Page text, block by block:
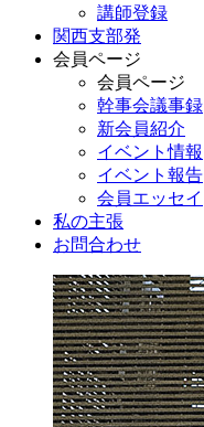
講師登録
関西支部発
会員ページ
会員ページ
幹事会議事録
新会員紹介
イベント情報
イベント報告
会員エッセイ
私の主張
お問合わせ